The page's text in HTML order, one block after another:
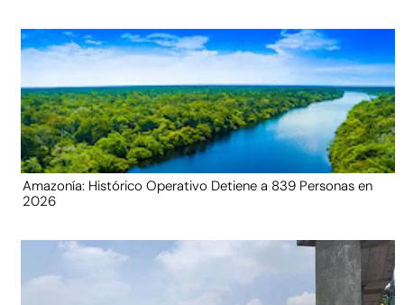
Amazonía: Histórico Operativo Detiene a 839 Personas en
2026